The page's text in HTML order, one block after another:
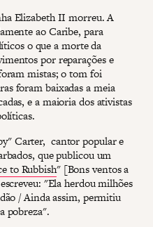
Elizabeth II morreu. A
ao Caribe, para
o que a morte da
por reparações e
mistas; o tom foi
foram baixadas a meia
e a maioria dos ativistas
Carter, cantor popular e
que publicou um
to Rubbish" [Bons ventos a
"Ela herdou milhões
/ Ainda assim, permitiu
pobreza".